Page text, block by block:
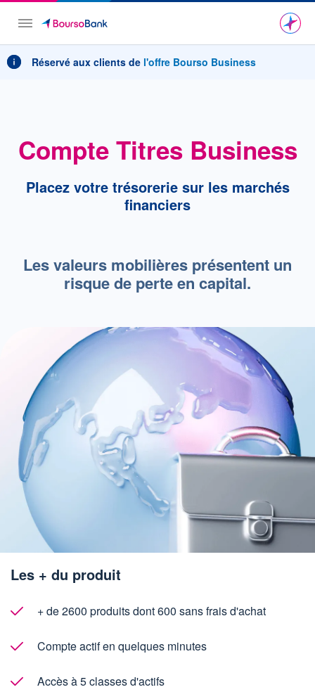
Menu
Réservé aux clients de l'offre Bourso Business
Compte Titres Business
Placez votre trésorerie sur les marchés
financiers
Les valeurs mobilières présentent un
risque de perte en capital.
Les + du produit
+ de 2600 produits dont 600 sans frais d'achat
Compte actif en quelques minutes
Accès à 5 classes d'actifs